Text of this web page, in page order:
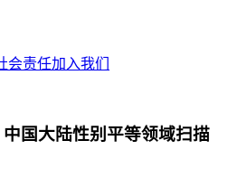
会责任加入我们
中国大陆性别平等领域扫描